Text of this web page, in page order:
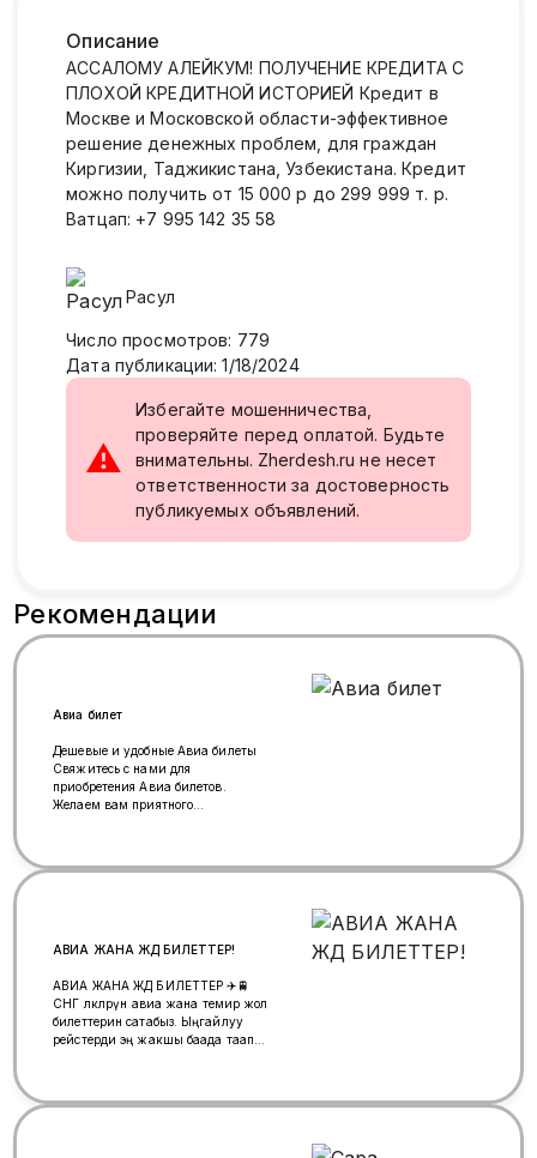
Описание
АССАЛОМУ АЛЕЙКУМ! ПОЛУЧЕНИЕ КРЕДИТА С
ПЛОХОЙ КРЕДИТНОЙ ИСТОРИЕЙ Кредит в
Москве и Московской области-эффективное
решение денежных проблем, для граждан
Киргизии, Таджикистана, Узбекистана. Кредит
можно получить от 15 000 р до 299 999 т. р.
Ватцап: +7 995 142 35 58
Расул
Число просмотров: 779
Дата публикации: 1/18/2024
⚠
Избегайте мошенничества,
проверяйте перед оплатой. Будьте
внимательны. Zherdesh.ru не несет
ответственности за достоверность
публикуемых объявлений.
Рекомендации
Авиа билет
Дешевые и удобные Авиа билеты
Свяжитесь с нами для
приобретения Авиа билетов.
Желаем вам приятного
АВИА ЖАНА ЖД БИЛЕТТЕР!
АВИА ЖАНА ЖД БИЛЕТТЕР ✈️🚆
СНГ өлкөлөрүнө авиа жана темир жол
билеттерин сатабыз. Ыңгайлуу
рейстерди эң жакшы баада таап
Арзан баалар 📍 Метро Рязанский